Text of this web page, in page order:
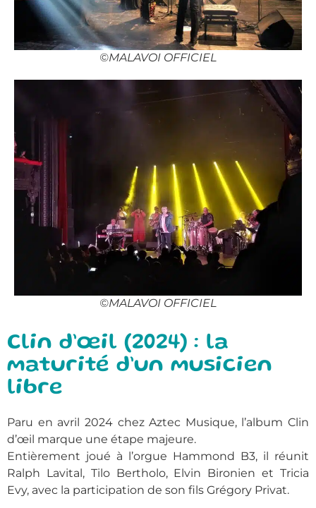
©MALAVOI OFFICIEL
©MALAVOI OFFICIEL
Clin d’œil (2024) : la
maturité d’un musicien
libre
Paru en avril 2024 chez Aztec Musique, l’album Clin
d’œil marque une étape majeure.
Entièrement joué à l’orgue Hammond B3, il réunit
Ralph Lavital, Tilo Bertholo, Elvin Bironien et Tricia
Evy, avec la participation de son fils Grégory Privat.